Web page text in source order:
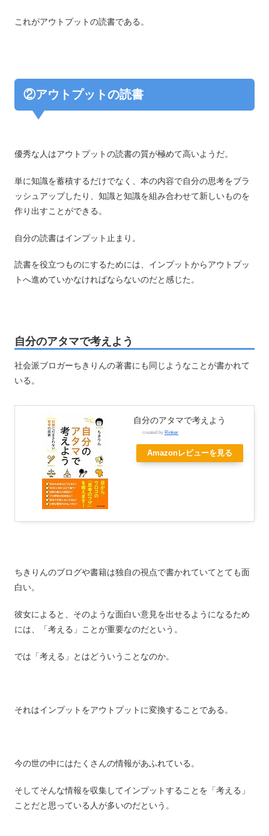
これがアウトプットの読書である。
②アウトプットの読書
優秀な人はアウトプットの読書の質が極めて高いようだ。
単に知識を蓄積するだけでなく、本の内容で自分の思考をブラ
ッシュアップしたり、知識と知識を組み合わせて新しいものを
作り出すことができる。
自分の読書はインプット止まり。
読書を役立つものにするためには、インプットからアウトプッ
トへ進めていかなければならないのだと感じた。
自分のアタマで考えよう
社会派ブロガーちきりんの著書にも同じようなことが書かれて
いる。
自分のアタマで考えよう
created by Rinker
Amazonレビューを見る
ちきりんのブログや書籍は独自の視点で書かれていてとても面
白い。
彼女によると、そのような面白い意見を出せるようになるため
には、「考える」ことが重要なのだという。
では「考える」とはどういうことなのか。
それはインプットをアウトプットに変換することである。
今の世の中にはたくさんの情報があふれている。
そしてそんな情報を収集してインプットすることを「考える」
ことだと思っている人が多いのだという。